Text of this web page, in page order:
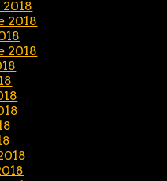
2018
2018